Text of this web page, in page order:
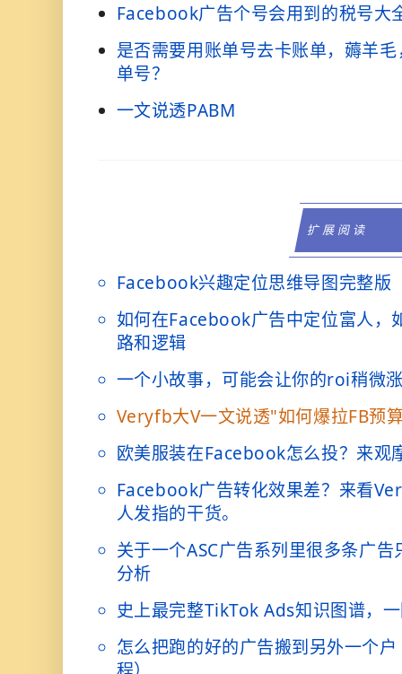
Facebook广告个号会用到的税号大
是否需要用账单号去卡账单，薅羊
单号？
一文说透PABM
扩展阅读
Facebook兴趣定位思维导图完整版
如何在Facebook广告中定位富人，
路和逻辑
一个小故事，可能会让你的roi稍微
Veryfb大V一文说透"如何爆拉FB预
欧美服装在Facebook怎么投？来观
Facebook广告转化效果差？来看
人发指的干货。
关于一个ASC广告系列里很多条广
分析
史上最完整TikTok Ads知识图谱，
怎么把跑的好的广告搬到另外一个